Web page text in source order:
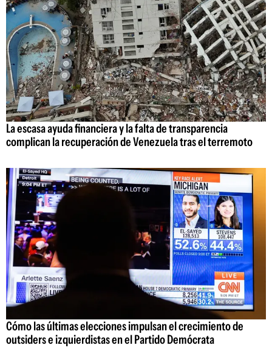
La escasa ayuda financiera y la falta de transparencia
complican la recuperación de Venezuela tras el terremoto
Cómo las últimas elecciones impulsan el crecimiento de
outsiders e izquierdistas en el Partido Demócrata